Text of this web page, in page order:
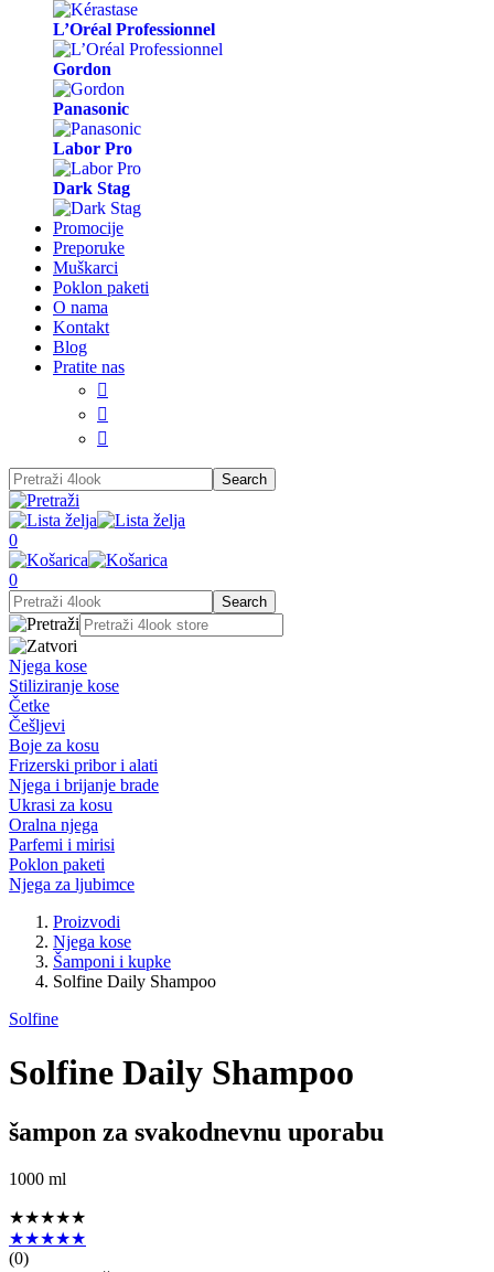
L’Oréal Professionnel
Gordon
Panasonic
Labor Pro
Dark Stag
Promocije
Preporuke
Muškarci
Poklon paketi
O nama
Kontakt
Blog
Pratite nas



0
0
Njega kose
Stiliziranje kose
Četke
Češljevi
Boje za kosu
Frizerski pribor i alati
Njega i brijanje brade
Ukrasi za kosu
Oralna njega
Parfemi i mirisi
Poklon paketi
Njega za ljubimce
Proizvodi
Njega kose
Šamponi i kupke
Solfine Daily Shampoo
Solfine
Solfine Daily Shampoo
šampon za svakodnevnu uporabu
1000 ml
★★★★★
★★★★★
(0)